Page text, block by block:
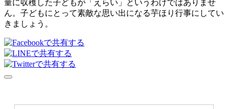
量に収穫した子どもが「えらい」というわけではありませ
ん。子どもにとって素敵な思い出になる芋ほり行事にしてい
きましょう。